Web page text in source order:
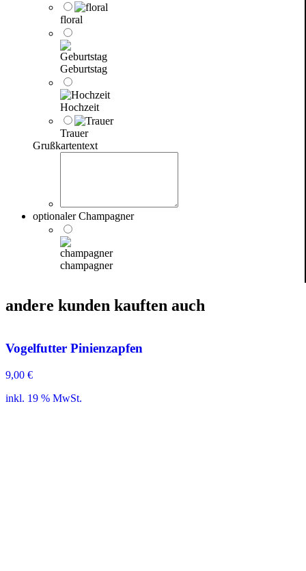
floral
Geburtstag
Hochzeit
Trauer
Grußkartentext
optionaler Champagner
champagner
andere kunden kauften auch
Vogelfutter Pinienzapfen
9,00 €
inkl. 19 % MwSt.